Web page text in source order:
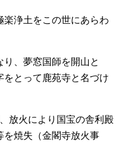
浄土をこの世にあらわ
、夢窓国師を開山と
をとって鹿苑寺と名づけ
放火により国宝の舎利殿
を焼失（金閣寺放火事